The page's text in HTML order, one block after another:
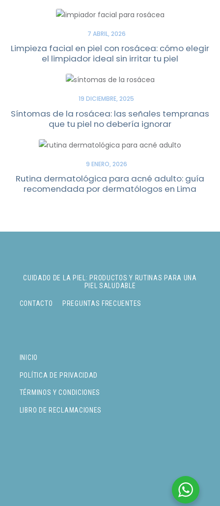
7 ABRIL, 2026
Limpieza facial en piel con rosácea: cómo elegir
el limpiador ideal sin irritar tu piel
19 DICIEMBRE, 2025
Síntomas de la rosácea: las señales tempranas
que tu piel no debería ignorar
9 ENERO, 2026
Rutina dermatológica para acné adulto: guía
recomendada por dermatólogos en Lima
INICIO
POLÍTICA DE PRIVACIDAD
TÉRMINOS Y CONDICIONES
LIBRO DE RECLAMACIONES
CUIDADO DE LA PIEL: PRODUCTOS Y RUTINAS PARA UNA
PIEL SALUDABLE
CONTACTO PREGUNTAS FRECUENTES